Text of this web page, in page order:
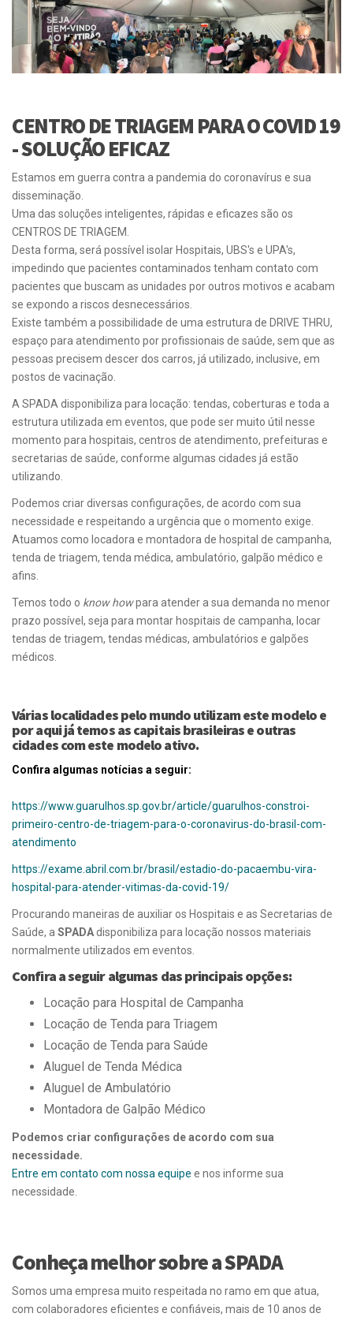
CENTRO DE TRIAGEM PARA O COVID 19
- SOLUÇÃO EFICAZ
Estamos em guerra contra a pandemia do coronavírus e sua
disseminação.
Uma das soluções inteligentes, rápidas e eficazes são os
CENTROS DE TRIAGEM.
Desta forma, será possível isolar Hospitais, UBS's e UPA's,
impedindo que pacientes contaminados tenham contato com
pacientes que buscam as unidades por outros motivos e acabam
se expondo a riscos desnecessários.
Existe também a possibilidade de uma estrutura de DRIVE THRU,
espaço para atendimento por profissionais de saúde, sem que as
pessoas precisem descer dos carros, já utilizado, inclusive, em
postos de vacinação.
A SPADA disponibiliza para locação: tendas, coberturas e toda a
estrutura utilizada em eventos, que pode ser muito útil nesse
momento para hospitais, centros de atendimento, prefeituras e
secretarias de saúde, conforme algumas cidades já estão
utilizando.
Podemos criar diversas configurações, de acordo com sua
necessidade e respeitando a urgência que o momento exige.
Atuamos como locadora e montadora de hospital de campanha,
tenda de triagem, tenda médica, ambulatório, galpão médico e
afins.
Temos todo o know howpara atender a sua demanda no menor
prazo possível, seja para montar hospitais de campanha, locar
tendas de triagem, tendas médicas, ambulatórios e galpões
médicos.
Várias localidades pelo mundo utilizam este modelo e
por aqui já temos as capitais brasileiras e outras
cidades com este modelo ativo.
Confira algumas notícias a seguir:
https://www.guarulhos.sp.gov.br/article/guarulhos-constroi-
primeiro-centro-de-triagem-para-o-coronavirus-do-brasil-com-
atendimento
https://exame.abril.com.br/brasil/estadio-do-pacaembu-vira-
hospital-para-atender-vitimas-da-covid-19/
Procurando maneiras de auxiliar os Hospitais e as Secretarias de
Saúde, a SPADAdisponibiliza para locação nossos materiais
normalmente utilizados em eventos.
Confira a seguir algumas das principais opções:
Locação para Hospital de Campanha
Locação de Tenda para Triagem
Locação de Tenda para Saúde
Aluguel de Tenda Médica
Aluguel de Ambulatório
Montadora de Galpão Médico
Podemos criar configurações de acordo com sua
necessidade.
Entre em contato com nossa equipe e nos informe sua
necessidade.
Conheça melhor sobre a SPADA
Somos uma empresa muito respeitada no ramo em que atua,
com colaboradores eficientes e confiáveis, mais de 10 anos de